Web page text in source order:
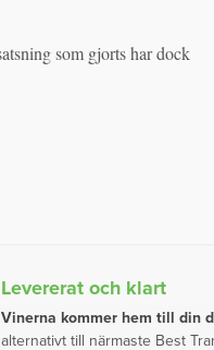
Levererat och klart
Vinerna kommer hem till din
alternativt till närmaste Best